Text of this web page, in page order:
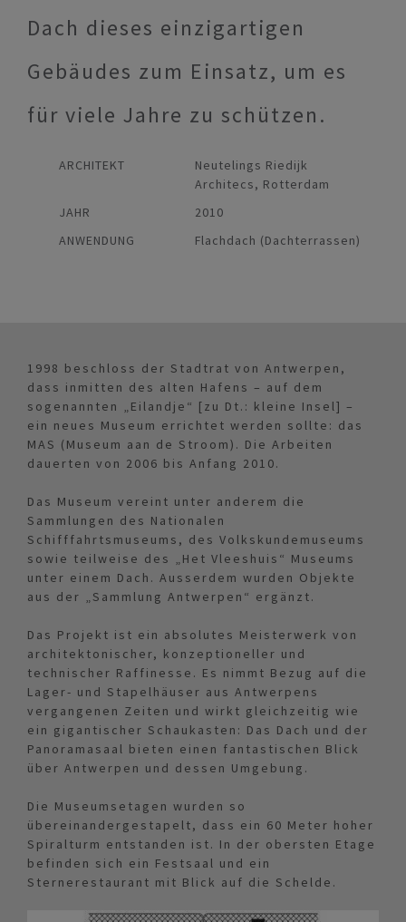
Dach dieses einzigartigen
Gebäudes zum Einsatz, um es
für viele Jahre zu schützen.
ARCHITEKT
Neutelings Riedijk
Architecs, Rotterdam
JAHR
2010
ANWENDUNG
Flachdach (Dachterrassen)
1998 beschloss der Stadtrat von Antwerpen,
dass inmitten des alten Hafens – auf dem
sogenannten „Eilandje“ [zu Dt.: kleine Insel] –
ein neues Museum errichtet werden sollte: das
MAS (Museum aan de Stroom). Die Arbeiten
dauerten von 2006 bis Anfang 2010.
Das Museum vereint unter anderem die
Sammlungen des Nationalen
Schifffahrtsmuseums, des Volkskundemuseums
sowie teilweise des „Het Vleeshuis“ Museums
unter einem Dach. Ausserdem wurden Objekte
aus der „Sammlung Antwerpen“ ergänzt.
Das Projekt ist ein absolutes Meisterwerk von
architektonischer, konzeptioneller und
technischer Raffinesse. Es nimmt Bezug auf die
Lager- und Stapelhäuser aus Antwerpens
vergangenen Zeiten und wirkt gleichzeitig wie
ein gigantischer Schaukasten: Das Dach und der
Panoramasaal bieten einen fantastischen Blick
über Antwerpen und dessen Umgebung.
Die Museumsetagen wurden so
übereinandergestapelt, dass ein 60 Meter hoher
Spiralturm entstanden ist. In der obersten Etage
befinden sich ein Festsaal und ein
Sternerestaurant mit Blick auf die Schelde.